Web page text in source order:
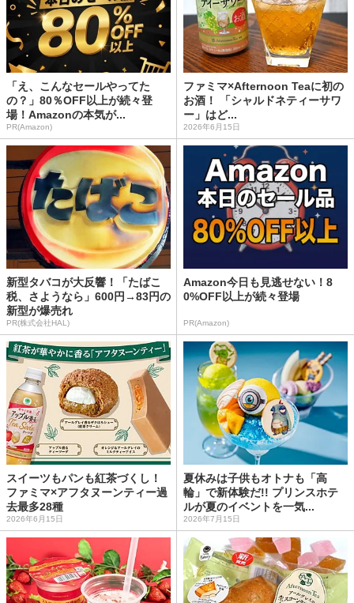
「え、こんなセールやってた
の？」80％OFF以上が続々登
場！Amazonの本気が...
PR(Amazon)
ファミマ×Afternoon Teaに初の
お酒！ 「シャルドネティーサワ
ー」はど...
2026年6月15日
新型タバコが大反響！「たばこ
税、さようなら」600円→83円の
新型が爆売れ
PR(株式会社HAL)
Amazon今日も見逃せない！8
0%OFF以上が続々登場
PR(Amazon)
スイーツもパンも紅茶づくし！
ファミマ×アフタヌーンティー過
去最多28種
2026年6月15日
夏休みは子供もオトナも「高
輪」で新体験だ!! プリンスホテ
ルが夏のイベントを一気...
2026年7月15日